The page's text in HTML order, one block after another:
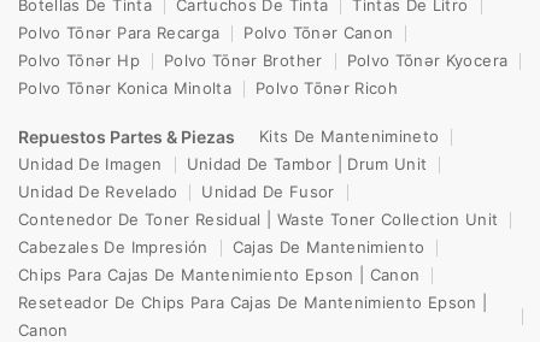
Botellas De Tinta
Cartuchos De Tinta
Tintas De Litro
Polvo Tōnər Para Recarga
Polvo Tōnər Canon
Polvo Tōnər Hp
Polvo Tōnər Brother
Polvo Tōnər Kyocera
Polvo Tōnər Konica Minolta
Polvo Tōnər Ricoh
Repuestos Partes & Piezas
Kits De Mantenimineto
Unidad De Imagen
Unidad De Tambor | Drum Unit
Unidad De Revelado
Unidad De Fusor
Contenedor De Toner Residual | Waste Toner Collection Unit
Cabezales De Impresión
Cajas De Mantenimiento
Chips Para Cajas De Mantenimiento Epson | Canon
Reseteador De Chips Para Cajas De Mantenimiento Epson |
Canon